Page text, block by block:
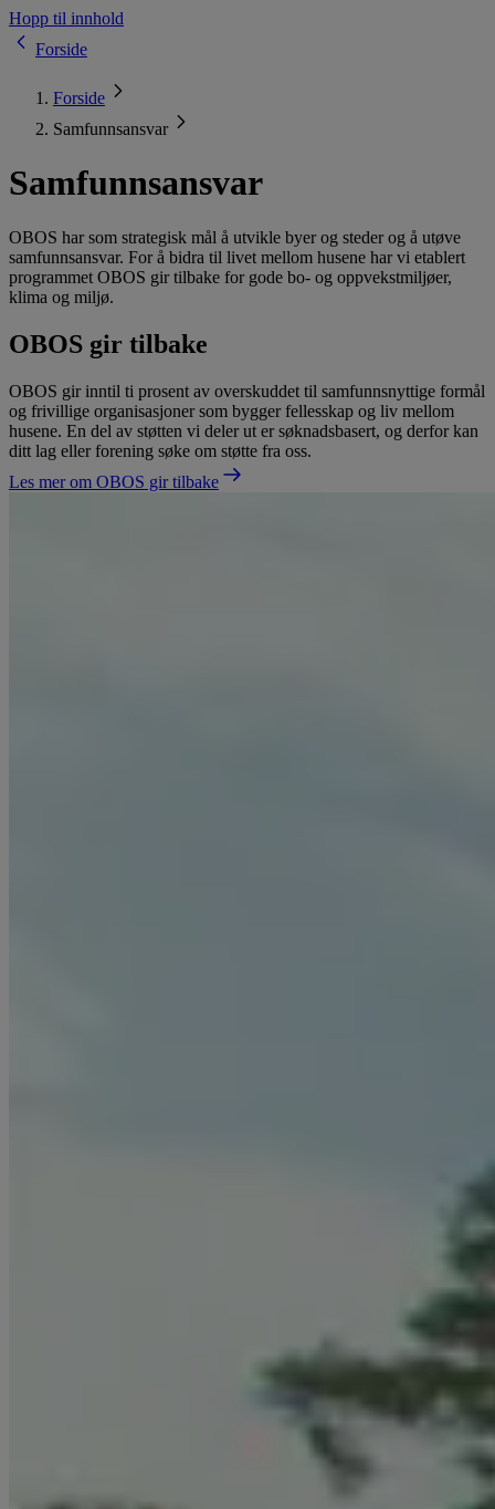
Hopp til innhold
Forside
Forside
Samfunnsansvar
Samfunnsansvar
OBOS har som strategisk mål å utvikle byer og steder og å utøve
samfunnsansvar. For å bidra til livet mellom husene har vi etablert
programmet OBOS gir tilbake for gode bo- og oppvekstmiljøer,
klima og miljø.
OBOS gir tilbake
OBOS gir inntil ti prosent av overskuddet til samfunnsnyttige formål
og frivillige organisasjoner som bygger fellesskap og liv mellom
husene. En del av støtten vi deler ut er søknadsbasert, og derfor kan
ditt lag eller forening søke om støtte fra oss.
Les mer om OBOS gir tilbake